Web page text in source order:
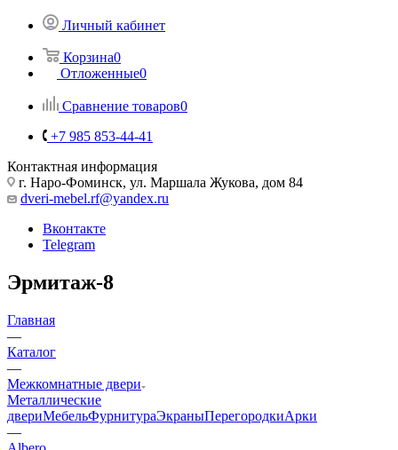
Личный кабинет
Корзина0
Отложенные0
Сравнение товаров0
+7 985 853-44-41
Контактная информация
г. Наро-Фоминск, ул. Маршала Жукова, дом 84
dveri-mebel.rf@yandex.ru
Вконтакте
Telegram
Эрмитаж-8
Главная
—
Каталог
—
Межкомнатные двери
Металлические
двериМебельФурнитураЭкраныПерегородкиАрки
—